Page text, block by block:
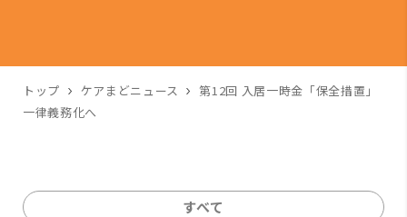
トップ ケアまどニュース
第12回 入居一時金「保全措置」
一律義務化へ
すべて